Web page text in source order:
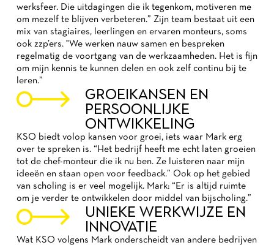
werksfeer. Die uitdagingen die ik tegenkom, motiveren me
om mezelf te blijven verbeteren.” Zijn team bestaat uit een
mix van stagiaires, leerlingen en ervaren monteurs, soms
ook zzp’ers. "We werken nauw samen en bespreken
regelmatig de voortgang van de werkzaamheden. Het is fijn
om mijn kennis te kunnen delen en ook zelf continu bij te
leren.”
GROEIKANSEN EN
PERSOONLIJKE
ONTWIKKELING
KSO biedt volop kansen voor groei, iets waar Mark erg
over te spreken is. “Het bedrijf heeft me echt laten groeien
tot de chef-monteur die ik nu ben. Ze luisteren naar mijn
ideeën en staan open voor feedback.” Ook op het gebied
van scholing is er veel mogelijk. Mark: “Er is altijd ruimte
om je verder te ontwikkelen door middel van bijscholing.”
UNIEKE WERKWIJZE EN
INNOVATIE
Wat KSO volgens Mark onderscheidt van andere bedrijven